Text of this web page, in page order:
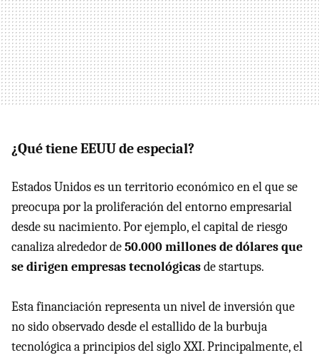
¿Qué tiene EEUU de especial?
Estados Unidos es un territorio económico en el que se
preocupa por la proliferación del entorno empresarial
desde su nacimiento. Por ejemplo, el capital de riesgo
canaliza alrededor de50.000 millones de dólares que
se dirigen empresas tecnológicasde startups.
Esta financiación representa un nivel de inversión que
no sido observado desde el estallido de la burbuja
tecnológica a principios del siglo XXI. Principalmente, el